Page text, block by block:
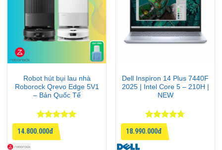
Robot hút bụi lau nhà
Roborock Qrevo Edge 5V1
– Bản Quốc Tế
Được xếp
hạng
55
sao
14.800.000đ
Dell Inspiron 14 Plus 7440F
2025 | Intel Core 5 – 210H |
NEW
Được xếp
hạng
4.67
5 sao
18.990.000đ